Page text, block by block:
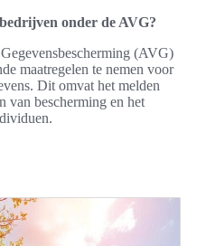
onder de AVG?
(AVG)
maatregelen te nemen voor
Dit omvat het melden
van bescherming en het